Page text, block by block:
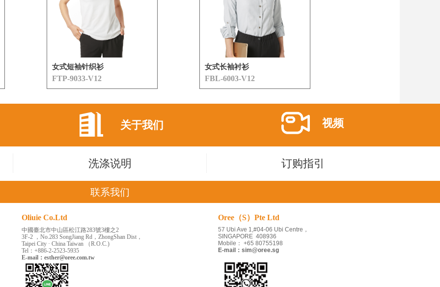
女式短袖针织衫
FTP-9033-V12
女式长袖衬衫
FBL-6003-V12
Oliuie Co.Ltd
中國臺北市中山區松江路283號3樓之2
3F-2 ， No.283 SongJiang Rd，ZhongShan Dist，
Taipei City · China Taiwan （R.O.C.)
Tel：+886-2-2523-5935
E-mail：esther@oree.com.tw
Oree（S）Pte Ltd
57 Ubi Ave 1,#04-06 Ubi Centre，
SINGAPORE 408936
Mobile： +65 80755198
E-mail：sim@oree.sg
洗涤说明 订购指引
关于我们 视频
联系我们